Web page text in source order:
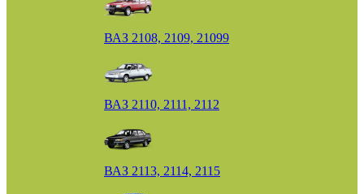
ВАЗ 2108, 2109, 21099
ВАЗ 2110, 2111, 2112
ВАЗ 2113, 2114, 2115